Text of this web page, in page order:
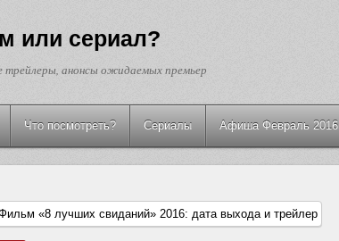
или сериал?
трейлеры, анонсы ожидаемых премьер
Что посмотреть? Сериалы Афиша Февраль 2016